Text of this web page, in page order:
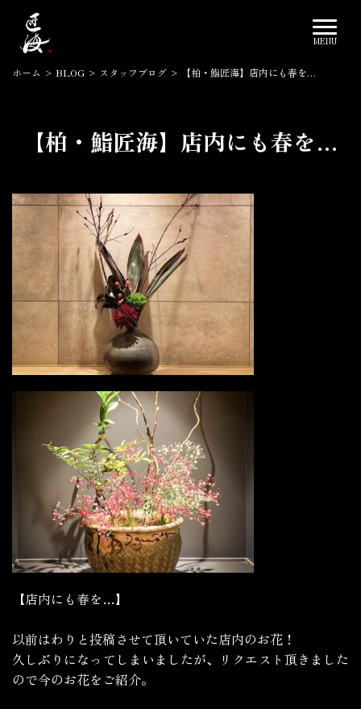
ホーム > BLOG > スタッフブログ > 【柏・鮨匠海】店内にも春を…
【柏・鮨匠海】店内にも春を…
【店内にも春を…】
以前はわりと投稿させて頂いていた店内のお花！
久しぶりになってしまいましたが、リクエスト頂きました
ので今のお花をご紹介。